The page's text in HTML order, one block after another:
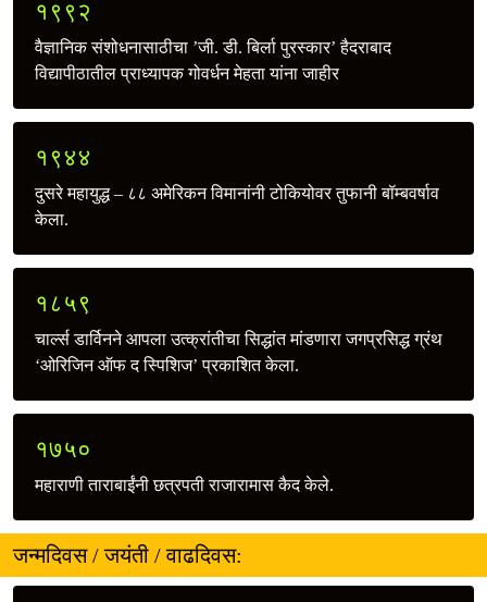
१९९२
वैज्ञानिक संशोधनासाठीचा ’जी. डी. बिर्ला पुरस्कार’ हैदराबाद
विद्यापीठातील प्राध्यापक गोवर्धन मेहता यांना जाहीर
१९४४
दुसरे महायुद्ध – ८८ अमेरिकन विमानांनी टोकियोवर तुफानी बॉम्बवर्षाव
केला.
१८५९
चार्ल्स डार्विनने आपला उत्क्रांतीचा सिद्धांत मांडणारा जगप्रसिद्ध ग्रंथ
‘ओरिजिन ऑफ द स्पिशिज’ प्रकाशित केला.
१७५०
महाराणी ताराबाईंनी छत्रपती राजारामास कैद केले.
जन्मदिवस / जयंती / वाढदिवस: